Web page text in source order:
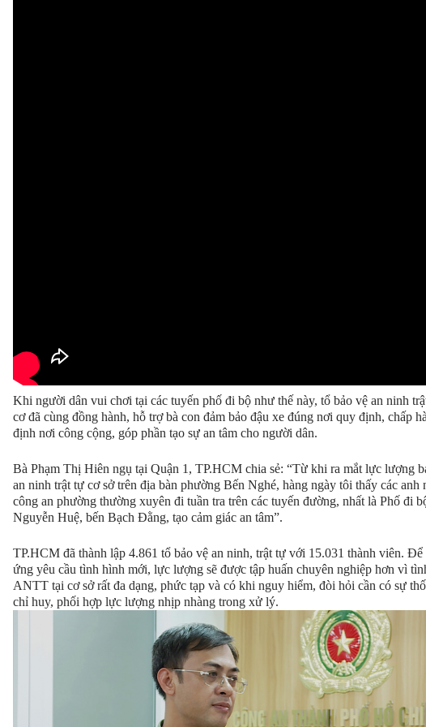
Khi người dân vui chơi tại các tuyến phố đi bộ như thế này, tổ bảo vệ an ninh
cơ đã cùng đồng hành, hỗ trợ bà con đảm bảo đậu xe đúng nơi quy định, chấp
định nơi công cộng, góp phần tạo sự an tâm cho người dân.
Bà Phạm Thị Hiên ngụ tại Quận 1, TP.HCM chia sẻ: “Từ khi ra mắt lực lượng
an ninh trật tự cơ sở trên địa bàn phường Bến Nghé, hàng ngày tôi thấy các anh
công an phường thường xuyên đi tuần tra trên các tuyến đường, nhất là Phố đi
Nguyễn Huệ, bến Bạch Đằng, tạo cảm giác an tâm”.
TP.HCM đã thành lập 4.861 tổ bảo vệ an ninh, trật tự với 15.031 thành viên. Để
ứng yêu cầu tình hình mới, lực lượng sẽ được tập huấn chuyên nghiệp hơn vì
ANTT tại cơ sở rất đa dạng, phức tạp và có khi nguy hiểm, đòi hỏi cần có sự
chỉ huy, phối hợp lực lượng nhịp nhàng trong xử lý.